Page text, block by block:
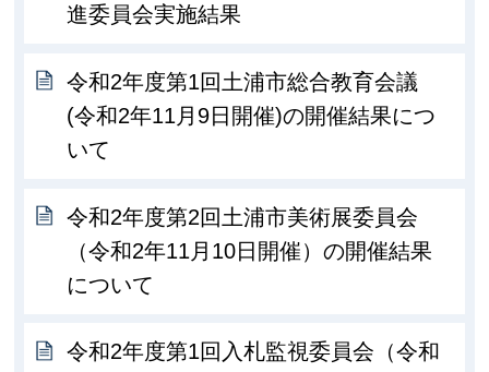
進委員会実施結果
令和2年度第1回土浦市総合教育会議
(令和2年11月9日開催)の開催結果につ
いて
令和2年度第2回土浦市美術展委員会
（令和2年11月10日開催）の開催結果
について
令和2年度第1回入札監視委員会（令和